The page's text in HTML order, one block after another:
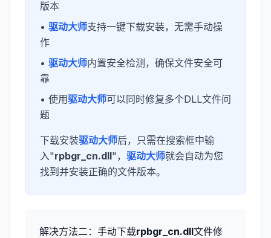
版本
• 驱动大师支持一键下载安装，无需手动操
作
• 驱动大师内置安全检测，确保文件安全可
靠
• 使用驱动大师可以同时修复多个DLL文件问
题
下载安装驱动大师后，只需在搜索框中输
入"rpbgr_cn.dll"， 驱动大师就会自动为您
找到并安装正确的文件版本。
解决方法二：手动下载rpbgr_cn.dll文件修